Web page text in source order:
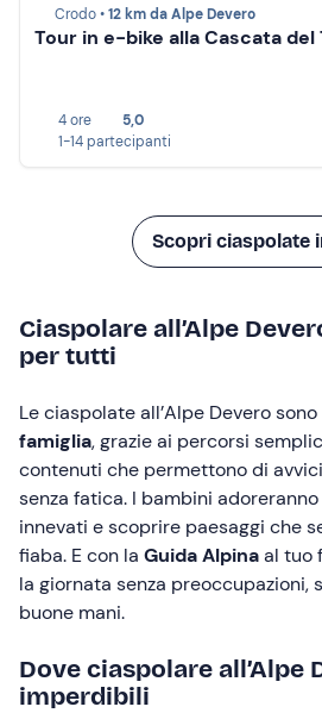
Crodo •12 km da Alpe Devero
Tour in e-bike alla Cascata del
4 ore
5,0
1-14 partecipanti
Scopri ciaspolate
Ciaspolare all’Alpe
per tutti
Le ciaspolate all’Alpe Devero sono
famiglia, grazie ai percorsi
contenuti che permettono di
senza fatica. I bambini
innevati e scoprire paesaggi che
fiaba. E con la Guida Alpinaal tuo
la giornata senza preoccupazioni,
buone mani.
Dove ciaspolare all’Alpe
imperdibili